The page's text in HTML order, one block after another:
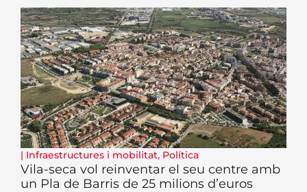
| Infraestructures i mobilitat, Política
Vila-seca vol reinventar el seu centre amb
un Pla de Barris de 25 milions d’euros